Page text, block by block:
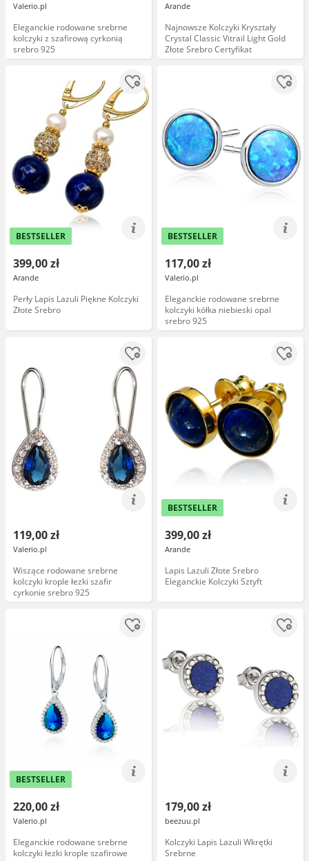
Valerio.pl
Eleganckie rodowane srebrne
kolczyki z szafirową cyrkonią
srebro 925
Arande
Najnowsze Kolczyki Kryształy
Crystal Classic Vitrail Light Gold
Złote Srebro Certyfikat
BESTSELLER
399,00 zł
Arande
Perły Lapis Lazuli Piękne Kolczyki
Złote Srebro
BESTSELLER
117,00 zł
Valerio.pl
Eleganckie rodowane srebrne
kolczyki kółka niebieski opal
srebro 925
119,00 zł
Valerio.pl
Wiszące rodowane srebrne
kolczyki krople łezki szafir
cyrkonie srebro 925
BESTSELLER
399,00 zł
Arande
Lapis Lazuli Złote Srebro
Eleganckie Kolczyki Sztyft
BESTSELLER
220,00 zł
Valerio.pl
Eleganckie rodowane srebrne
kolczyki łezki krople szafirowe
179,00 zł
beezuu.pl
Kolczyki Lapis Lazuli Wkrętki
Srebrne